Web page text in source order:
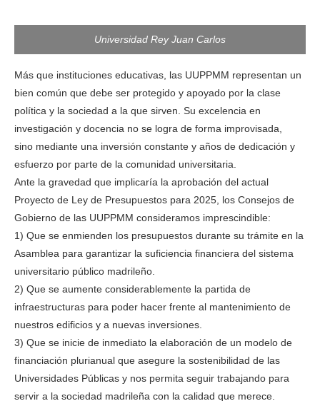
Universidad Rey Juan Carlos
Más que instituciones educativas, las UUPPMM representan un
bien común que debe ser protegido y apoyado por la clase
política y la sociedad a la que sirven. Su excelencia en
investigación y docencia no se logra de forma improvisada,
sino mediante una inversión constante y años de dedicación y
esfuerzo por parte de la comunidad universitaria.
Ante la gravedad que implicaría la aprobación del actual
Proyecto de Ley de Presupuestos para 2025, los Consejos de
Gobierno de las UUPPMM consideramos imprescindible:
1) Que se enmienden los presupuestos durante su trámite en la
Asamblea para garantizar la suficiencia financiera del sistema
universitario público madrileño.
2) Que se aumente considerablemente la partida de
infraestructuras para poder hacer frente al mantenimiento de
nuestros edificios y a nuevas inversiones.
3) Que se inicie de inmediato la elaboración de un modelo de
financiación plurianual que asegure la sostenibilidad de las
Universidades Públicas y nos permita seguir trabajando para
servir a la sociedad madrileña con la calidad que merece.